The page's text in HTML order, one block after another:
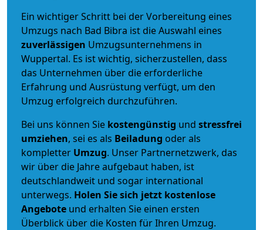
Ein wichtiger Schritt bei der Vorbereitung eines
Umzugs nach Bad Bibra ist die Auswahl eines
zuverlässigen Umzugsunternehmens in
Wuppertal. Es ist wichtig, sicherzustellen, dass
das Unternehmen über die erforderliche
Erfahrung und Ausrüstung verfügt, um den
Umzug erfolgreich durchzuführen.
Bei uns können Sie kostengünstig und stressfrei
umziehen, sei es als Beiladung oder als
kompletter Umzug. Unser Partnernetzwerk, das
wir über die Jahre aufgebaut haben, ist
deutschlandweit und sogar international
unterwegs. Holen Sie sich jetzt kostenlose
Angebote und erhalten Sie einen ersten
Überblick über die Kosten für Ihren Umzug.